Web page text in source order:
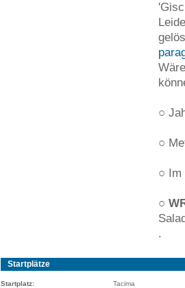
○
○
○ Im
○
.
Startplätze
Startplatz:
Tacima